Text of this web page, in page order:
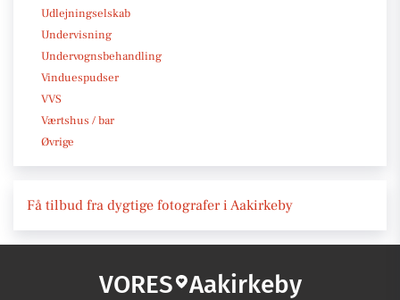
Udlejningselskab
Undervisning
Undervognsbehandling
Vinduespudser
VVS
Værtshus / bar
Øvrige
Få tilbud fra dygtige fotografer i Aakirkeby
VORES Aakirkeby